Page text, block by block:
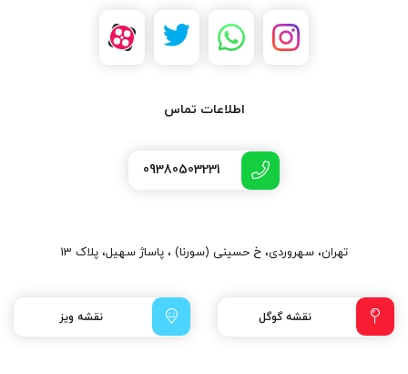
اطلاعات تماس
09380503231
تهران، سهروردی، خ حسینی (سورنا) ، پاساژ سهیل، پلاک 13
نقشه گوگل نقشه ویز